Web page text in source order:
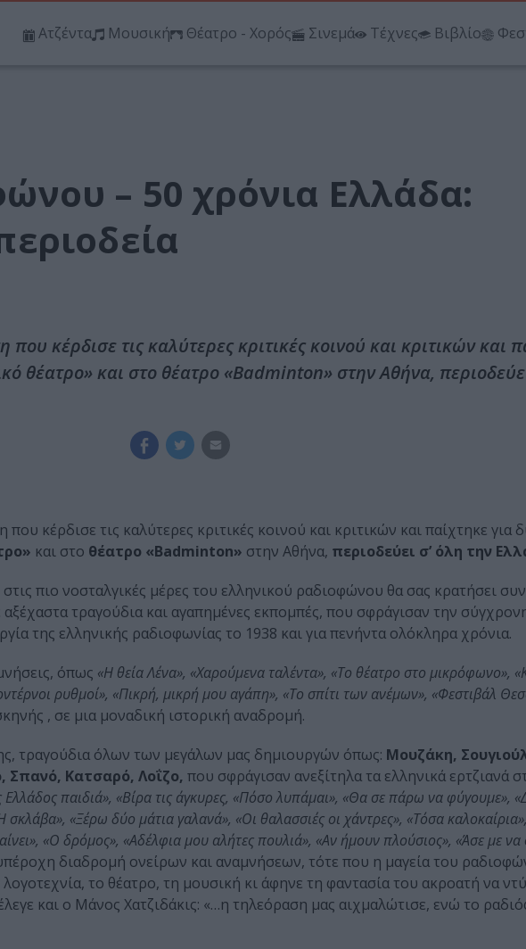
Ατζέντα Μουσική Θέατρο - Χορός Σινεμά Τέχνες Βιβλίο
– 50 χρόνια Ελλάδα:
κέρδισε τις καλύτερες κριτικές κοινού και κριτικών και
θέατρο» και στο θέατρο «Badminton» στην Αθήνα,
κέρδισε τις καλύτερες κριτικές κοινού και κριτικών και παίχτηκε για
και στο θέατρο «Badminton» στην Αθήνα, περιοδεύει σ’ όλη την
πιο νοσταλγικές μέρες του ελληνικού ραδιοφώνου θα σας κρατήσει
τραγούδια και αγαπημένες εκπομπές, που σφράγισαν την
της ελληνικής ραδιοφωνίας το 1938 και για πενήντα ολόκληρα χρόνια.
όπως «Η θεία Λένα», «Χαρούμενα ταλέντα», «Το θέατρο στο μικρόφωνο»,
ρυθμοί», «Πικρή, μικρή μου αγάπη», «Το σπίτι των ανέμων», «Φεστιβάλ
, σε μια μοναδική ιστορική αναδρομή.
τραγούδια όλων των μεγάλων μας δημιουργών όπως: Μουζάκη,
Σπανό, Κατσαρό, Λοΐζο, που σφράγισαν ανεξίτηλα τα ελληνικά ερτζιανά
Ελλάδος παιδιά», «Βίρα τις άγκυρες, «Πόσο λυπάμαι», «Θα σε πάρω να φύγουμε»,
«Ξέρω δύο μάτια γαλανά», «Οι θαλασσιές οι χάντρες», «Τόσα
«Ο δρόμος», «Αδέλφια μου αλήτες πουλιά», «Αν ήμουν πλούσιος», «Άσε με
διαδρομή ονείρων και αναμνήσεων, τότε που η μαγεία του
το θέατρο, τη μουσική κι άφηνε τη φαντασία του ακροατή να
έλεγε και ο Μάνος Χατζιδάκις: «…η τηλεόραση μας αιχμαλώτισε, ενώ το